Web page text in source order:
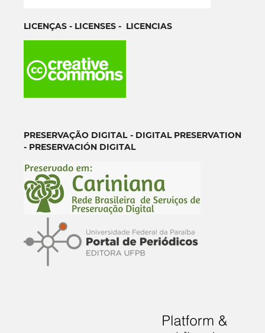
LICENÇAS - LICENSES - LICENCIAS
PRESERVAÇÃO DIGITAL - DIGITAL PRESERVATION
- PRESERVACIÓN DIGITAL